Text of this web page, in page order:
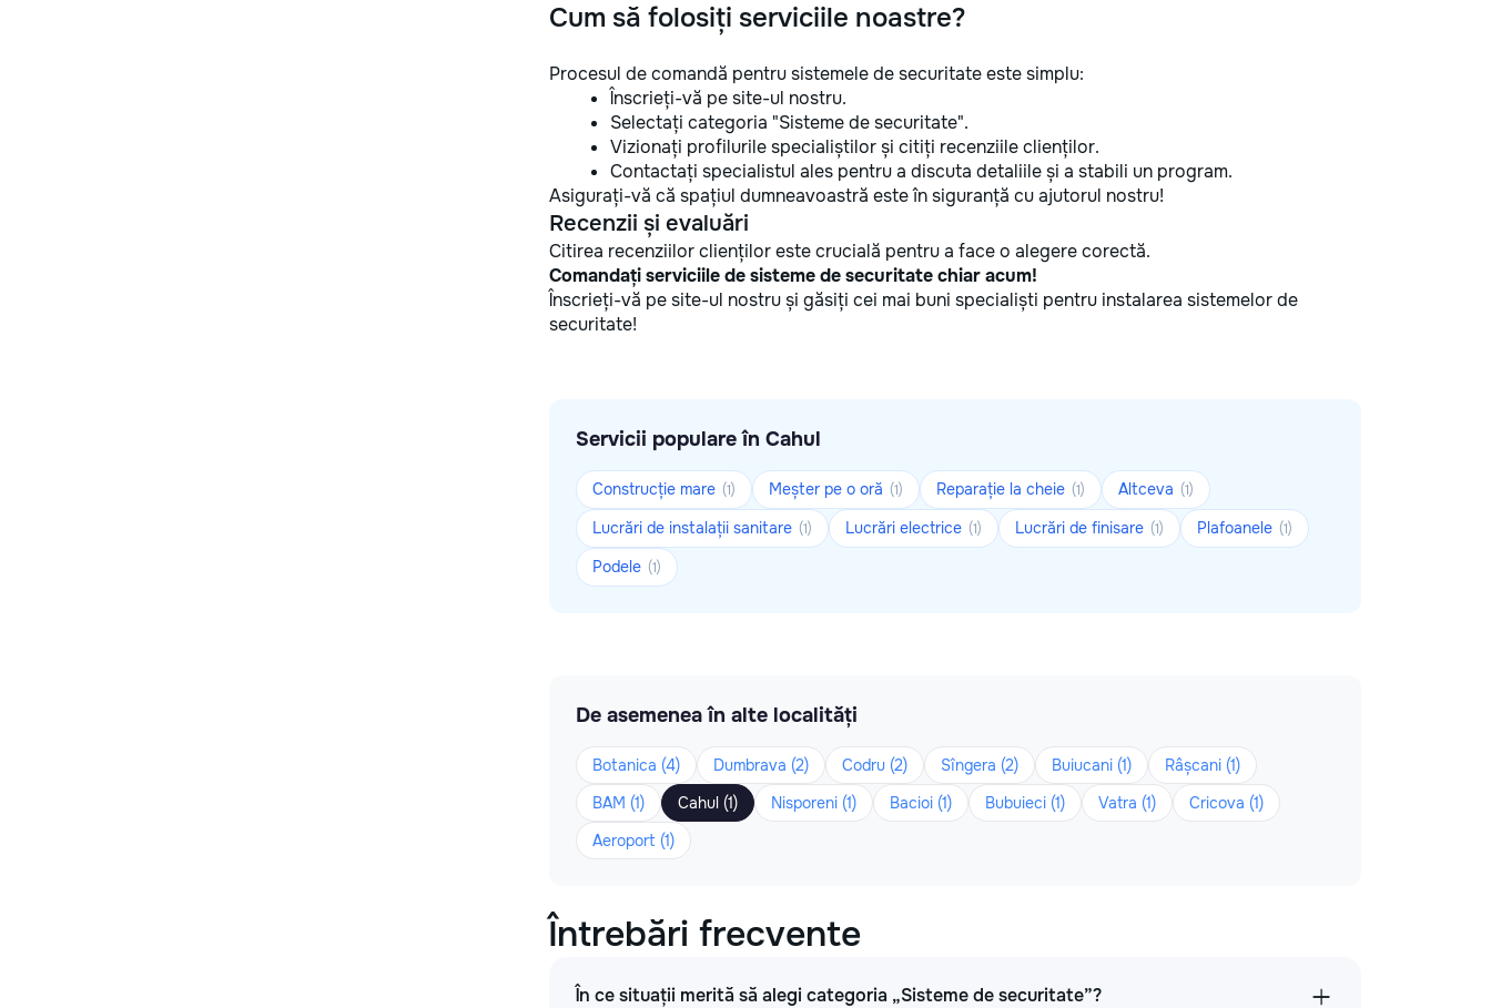
Cum să folosiți serviciile noastre?
Procesul de comandă pentru sistemele de securitate este simplu:
Înscrieți-vă pe site-ul nostru.
Selectați categoria "Sisteme de securitate".
Vizionați profilurile specialiștilor și citiți recenziile clienților.
Contactați specialistul ales pentru a discuta detaliile și a stabili un program.
Asigurați-vă că spațiul dumneavoastră este în siguranță cu ajutorul nostru!
Recenzii și evaluări
Citirea recenziilor clienților este crucială pentru a face o alegere corectă.
Comandați serviciile de sisteme de securitate chiar acum!
Înscrieți-vă pe site-ul nostru și găsiți cei mai buni specialiști pentru instalarea sistemelor de
securitate!
Servicii populare în Cahul
Construcție mare (1) Meșter pe o oră (1) Reparație la cheie (1) Altceva (1)
Lucrări de instalații sanitare (1) Lucrări electrice (1) Lucrări de finisare (1) Plafoanele (1)
Podele (1)
De asemenea în alte localități
Botanica (4) Dumbrava (2) Codru (2) Sîngera (2) Buiucani (1)
Râșcani (1)
BAM (1)
Cahul (1) Nisporeni (1) Bacioi (1) Bubuieci (1) Vatra (1)
Cricova (1)
Aeroport (1)
Întrebări frecvente
În ce situații merită să alegi categoria „Sisteme de securitate”?